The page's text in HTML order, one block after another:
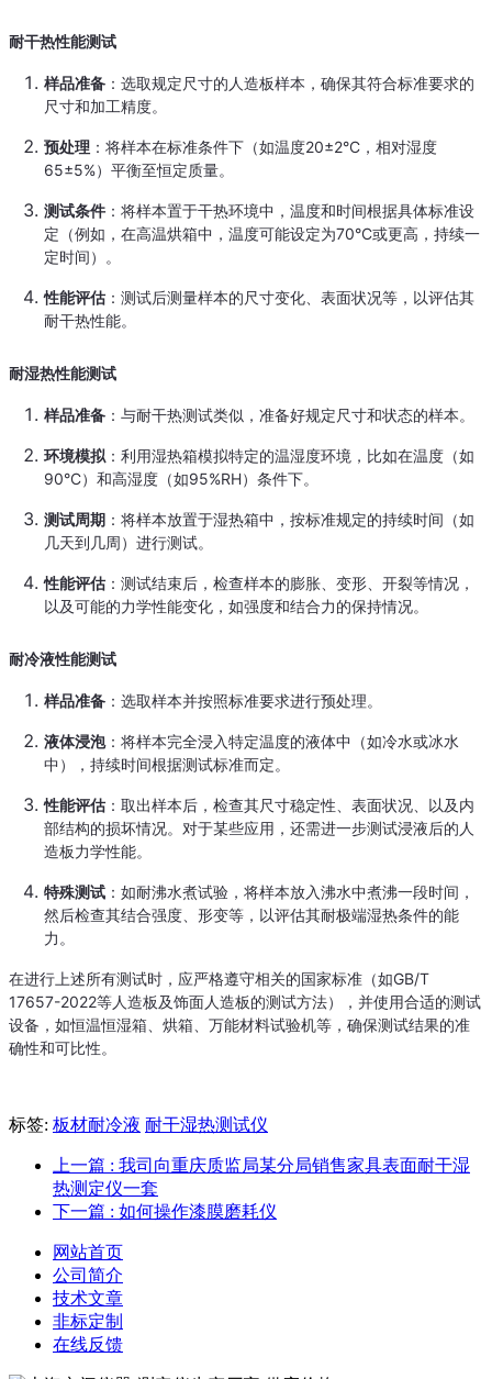
耐干热性能测试
样品准备 ：选取规定尺寸的人造板样本，确保其符合标准要求的
尺寸和加工精度。
预处理 ：将样本在标准条件下（如温度20±2°C，相对湿度
65±5%）平衡至恒定质量。
测试条件 ：将样本置于干热环境中，温度和时间根据具体标准设
定（例如，在高温烘箱中，温度可能设定为70°C或更高，持续一
定时间）。
性能评估 ：测试后测量样本的尺寸变化、表面状况等，以评估其
耐干热性能。
耐湿热性能测试
样品准备 ：与耐干热测试类似，准备好规定尺寸和状态的样本。
环境模拟 ：利用湿热箱模拟特定的温湿度环境，比如在温度（如
90°C）和高湿度（如95%RH）条件下。
测试周期 ：将样本放置于湿热箱中，按标准规定的持续时间（如
几天到几周）进行测试。
性能评估 ：测试结束后，检查样本的膨胀、变形、开裂等情况，
以及可能的力学性能变化，如强度和结合力的保持情况。
耐冷液性能测试
样品准备 ：选取样本并按照标准要求进行预处理。
液体浸泡：将样本完全浸入特定温度的液体中（如冷水或冰水
中），持续时间根据测试标准而定。
性能评估 ：取出样本后，检查其尺寸稳定性、表面状况、以及内
部结构的损坏情况。对于某些应用，还需进一步测试浸液后的人
造板力学性能。
特殊测试 ：如耐沸水煮试验，将样本放入沸水中煮沸一段时间，
然后检查其结合强度、形变等，以评估其耐极端湿热条件的能
力。
在进行上述所有测试时，应严格遵守相关的国家标准（如GB/T
17657-2022等人造板及饰面人造板的测试方法），并使用合适的测试
设备，如恒温恒湿箱、烘箱、万能材料试验机等，确保测试结果的准
确性和可比性。
标签: 板材耐冷液 耐干湿热测试仪
上一篇 : 我司向重庆质监局某分局销售家具表面耐干湿
热测定仪一套
下一篇 : 如何操作漆膜磨耗仪
网站首页
公司简介
技术文章
非标定制
在线反馈